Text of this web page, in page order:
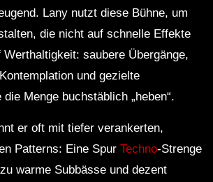
Lany nutzt diese Bühne, um
die nicht auf schnelle Effekte
saubere Übergänge,
und gezielte
Menge buchstäblich „heben“.
er oft mit tiefer verankerten,
Patterns: Eine Spur Techno-Strenge
warme Subbässe und dezent